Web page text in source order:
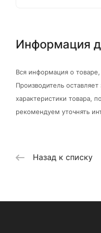
Информация
Вся информация о
Производитель
характеристики товара,
рекомендуем уточнять
Назад к списку